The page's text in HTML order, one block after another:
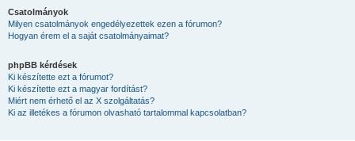
Csatolmányok
Milyen csatolmányok engedélyezettek ezen a fórumon?
Hogyan érem el a saját csatolmányaimat?
phpBB kérdések
Ki készítette ezt a fórumot?
Ki készítette ezt a magyar fordítást?
Miért nem érhető el az X szolgáltatás?
Ki az illetékes a fórumon olvasható tartalommal kapcsolatban?